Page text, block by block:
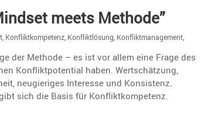
meets Methode”
Konfliktkompetenz Konfliktlösung Konfliktmanagement
der Methode – es ist vor allem eine Frage des
Konflikt­po­ten­tial haben. Wertschät­zung,
neugie­riges Inter­esse und Konsis­tenz.
sich die Basis für Konfliktkompetenz.